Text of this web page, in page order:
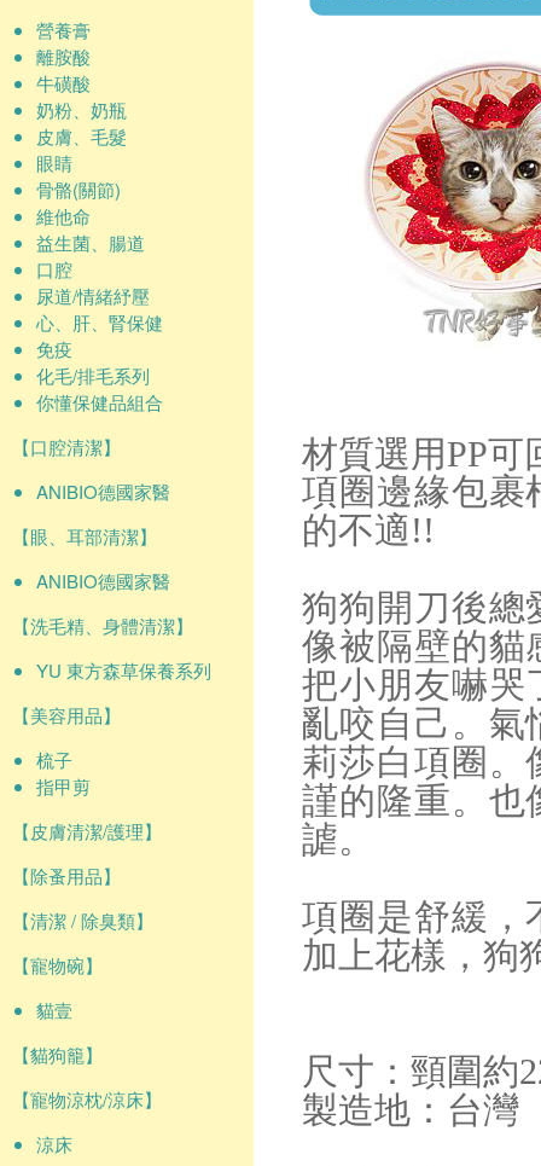
營養膏
離胺酸
牛磺酸
奶粉、奶瓶
皮膚、毛髮
眼睛
骨骼(關節)
維他命
益生菌、腸道
口腔
尿道/情緒紓壓
心、肝、腎保健
免疫
化毛/排毛系列
你懂保健品組合
【口腔清潔】
ANIBIO德國家醫
【眼、耳部清潔】
ANIBIO德國家醫
【洗毛精、身體清潔】
YU 東方森草保養系列
【美容用品】
梳子
指甲剪
【皮膚清潔/護理】
【除蚤用品】
【清潔 / 除臭類】
【寵物碗】
貓壹
【貓狗籠】
【寵物涼枕/涼床】
涼床
材質選用PP
項圈邊緣包裹
的不適!!
狗狗開刀後總
像被隔壁的貓
把小朋友嚇哭
亂咬自己。氣
莉莎白項圈。
謹的隆重。也
謔。
項圈是舒緩，
加上花樣，狗
尺寸：頸圍約
製造地：台灣